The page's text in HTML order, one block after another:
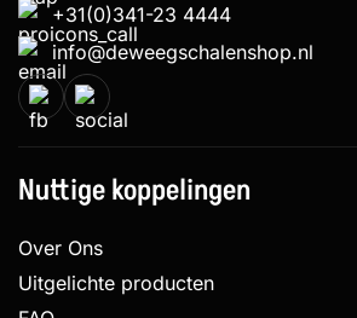
+31(0)341-23 4444
info@deweegschalenshop.nl
Nuttige koppelingen
Over Ons
Uitgelichte producten